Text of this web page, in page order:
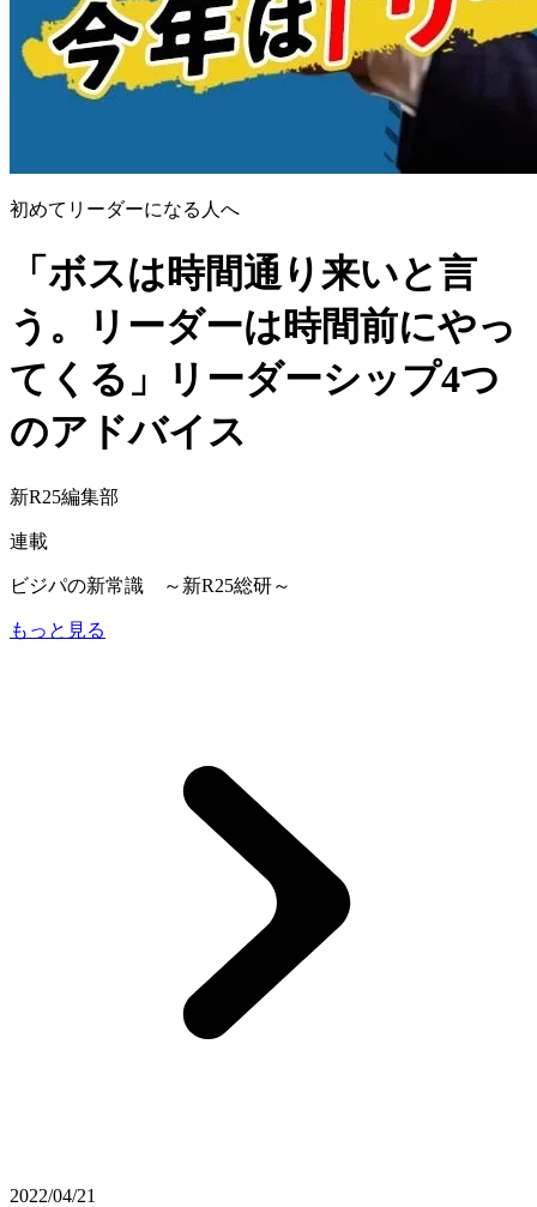
初めてリーダーになる人へ
「ボスは時間通り来いと言
う。リーダーは時間前にやっ
てくる」リーダーシップ4つ
のアドバイス
新R25編集部
連載
ビジパの新常識 ～新R25総研～
もっと見る
2022/04/21